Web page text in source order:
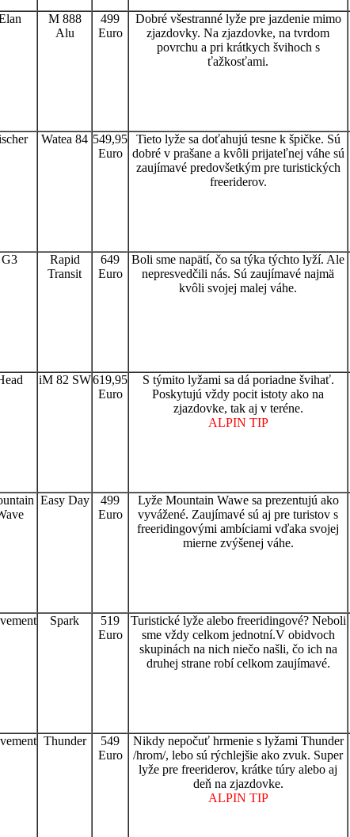
M 888
Alu
499
Euro
Dobré všestranné lyže pre jazdenie mimo
zjazdovky. Na zjazdovke, na tvrdom
povrchu a pri krátkych švihoch s
ťažkosťami.
Watea 84 549,95
Euro
Tieto lyže sa doťahujú tesne k špičke. Sú
dobré v prašane a kvôli prijateľnej váhe sú
zaujímavé predovšetkým pre turistických
freeriderov.
G3
Rapid
Transit
649
Euro
Boli sme napätí, čo sa týka týchto lyží. Ale
nepresvedčili nás. Sú zaujímavé najmä
kvôli svojej malej váhe.
iM 82 SW619,95
Euro
S týmito lyžami sa dá poriadne švihať.
Poskytujú vždy pocit istoty ako na
zjazdovke, tak aj v teréne.
ALPIN TIP
Easy Day
499
Euro
Lyže Mountain Wawe sa prezentujú ako
vyvážené. Zaujímavé sú aj pre turistov s
freeridingovými ambíciami vďaka svojej
mierne zvýšenej váhe.
Spark
519
Euro
Turistické lyže alebo freeridingové? Neboli
sme vždy celkom jednotní.V obidvoch
skupinách na nich niečo našli, čo ich na
druhej strane robí celkom zaujímavé.
Thunder
549
Euro
Nikdy nepočuť hrmenie s lyžami Thunder
/hrom/, lebo sú rýchlejšie ako zvuk. Super
lyže pre freeriderov, krátke túry alebo aj
deň na zjazdovke.
ALPIN TIP